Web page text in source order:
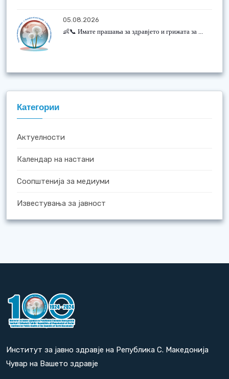
05.08.2026
👶📞 Имате прашања за здравјето и грижата за ...
Категории
Актуелности
Календар на настани
Соопштенија за медиуми
Известувања за јавност
Институт за јавно здравје на Република С. Македонија
Чувар на Вашето здравје